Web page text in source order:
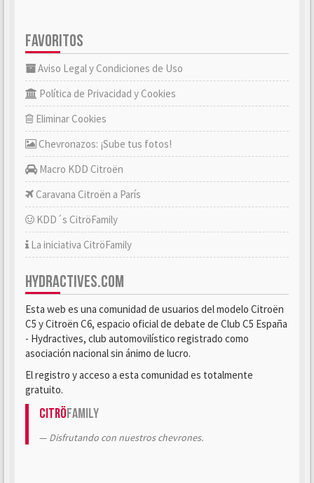
FAVORITOS
Aviso Legal y Condiciones de Uso
Política de Privacidad y Cookies
Eliminar Cookies
Chevronazos: ¡Sube tus fotos!
Macro KDD Citroën
Caravana Citroën a París
KDD´s CitröFamily
La iniciativa CitröFamily
HYDRACTIVES.COM
Esta web es una comunidad de usuarios del modelo Citroën
C5 y Citroën C6, espacio oficial de debate de Club C5 España
- Hydractives, club automovilístico registrado como
asociación nacional sin ánimo de lucro.
El registro y acceso a esta comunidad es totalmente
gratuito.
CitröFamily
Disfrutando con nuestros chevrones.